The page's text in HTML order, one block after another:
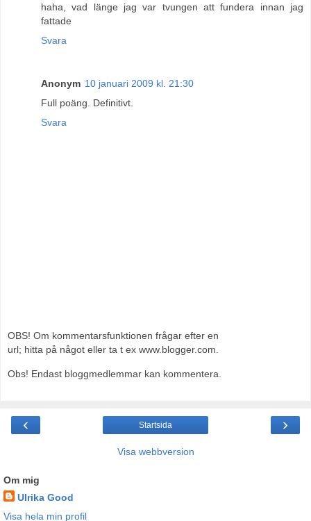
haha, vad länge jag var tvungen att fundera innan jag
fattade
Svara
Anonym 10 januari 2009 kl. 21:30
Full poäng. Definitivt.
Svara
OBS! Om kommentarsfunktionen frågar efter en
url; hitta på något eller ta t ex www.blogger.com.
Obs! Endast bloggmedlemmar kan kommentera.
‹ ›
Startsida
Visa webbversion
Om mig
Ulrika Good
Visa hela min profil